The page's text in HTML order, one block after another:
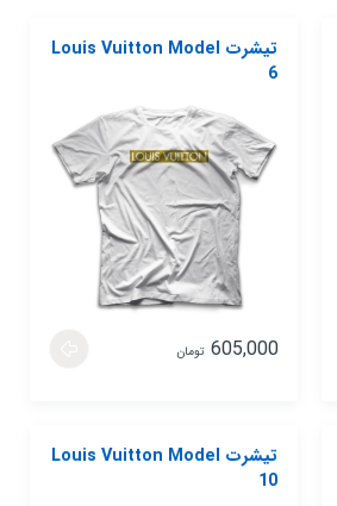
تیشرت Louis Vuitton Model
6
605,000 تومان
تیشرت Louis Vuitton Model
10